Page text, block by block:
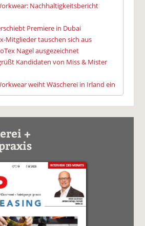
Nachhaltigkeitsbericht
Premiere in Dubai
Mitglieder tauschen sich aus
Nagel ausgezeichnet
Kandidaten von Miss & Mister
weiht Wäscherei in Irland ein
+